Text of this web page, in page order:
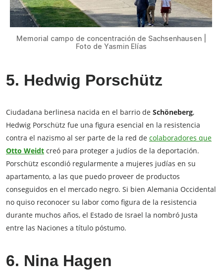
Memorial campo de concentración de Sachsenhausen |
Foto de Yasmin Elías
5. Hedwig Porschütz
Ciudadana berlinesa nacida en el barrio de Schöneberg,
Hedwig Porschütz fue una figura esencial en la resistencia
contra el nazismo al ser parte de la red de colaboradores que
Otto Weidt creó para proteger a judíos de la deportación.
Porschütz escondió regularmente a mujeres judías en su
apartamento, a las que puedo proveer de productos
conseguidos en el mercado negro. Si bien Alemania Occidental
no quiso reconocer su labor como figura de la resistencia
durante muchos años, el Estado de Israel la nombró Justa
entre las Naciones a título póstumo.
6. Nina Hagen